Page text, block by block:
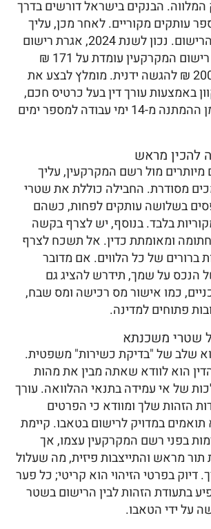
הבנקים בישראל דורשים בדרך
עותקים מקוריים. לאחר מכן, עליך
לשלם את אגרות הרישום. נכון לשנת 2024, אגרת רישום
משכנתא בלשכת רישום המקרקעין עומדת על 171 ₪
להגשה מקוונת ו-200 ₪ להגשה ידנית. מומלץ לבצע את
באמצעות עורך דין בעל כרטיס חכם,
מה שמקצר את זמן ההמתנה מ-14 ימי עבודה למספר ימים
להכין מראש
מיותרים מול רשם המקרקעין, עליך
מסודרת. החבילה כוללת את שטרי
בשלושה עותקים לפחות, כשהם
בלבד. בנוסף, יש לצרף בקשה
ומאומתת כדין. אל תשכח לצרף
ברורים של כל הלווים. אם מדובר
הנכס על שמך, תידרש להציג גם
כמו אישור מס רכישה ומס שבח,
פתוחים למדינה.
שטרי משכנתא
שלב של "בדיקת כשירות" משפטית.
הוא לוודא שאתה מבין את מהות
של אי עמידה בתנאי ההלוואה. עורך
הזהות שלך ומוודא כי הפרטים
במדויק לרישום בטאבו. קיימת
בפני רשם המקרקעין עצמו, אך
מראש והתייצבות פיזית, מה שעלול
בפרטי הזיהוי הוא קריטי; כל פער
בתעודת הזהות לבין הרישום בשטר
על ידי הטאבו.